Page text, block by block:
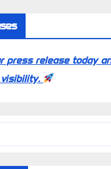
press release today